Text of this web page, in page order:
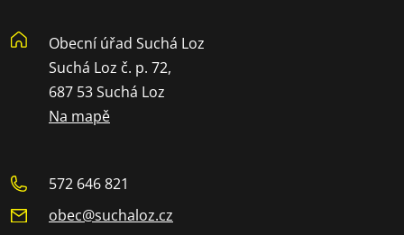
Obecní úřad Suchá Loz
Suchá Loz č. p. 72,
687 53 Suchá Loz
Na mapě
572 646 821
obec@suchaloz.cz